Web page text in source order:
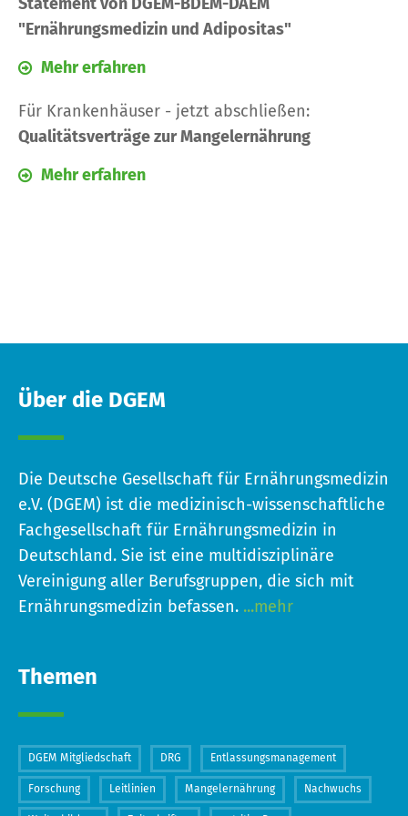
Statement von DGEM-BDEM-DAEM
"Ernährungsmedizin und Adipositas"
Mehr erfahren
Für Krankenhäuser - jetzt abschließen:
Qualitätsverträge zur Mangelernährung
Mehr erfahren
Über die DGEM
Die Deutsche Gesellschaft für Ernährungsmedizin
e.V. (DGEM) ist die medizinisch-wissenschaftliche
Fachgesellschaft für Ernährungsmedizin in
Deutschland. Sie ist eine multidisziplinäre
Vereinigung aller Berufsgruppen, die sich mit
Ernährungsmedizin befassen. ...mehr
Themen
DGEM Mitgliedschaft DRG Entlassungsmanagement
Forschung Leitlinien Mangelernährung Nachwuchs